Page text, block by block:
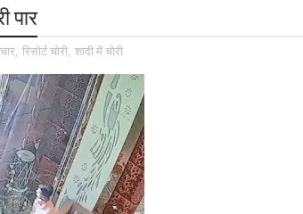
पार
, रिसोर्ट चोरी, शादी में चोरी